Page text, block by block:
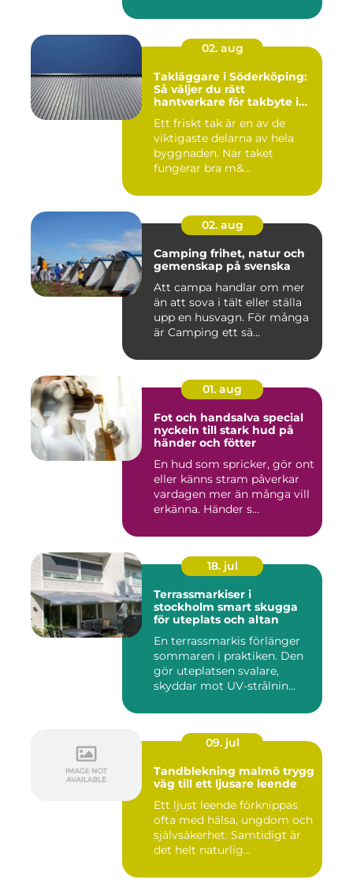
02. aug
Takläggare i Söderköping:
Så väljer du rätt
hantverkare för takbyte i
Ett friskt tak är en av de
viktigaste delarna av hela
byggnaden. När taket
fungerar bra m&...
02. aug
Camping frihet, natur och
gemenskap på svenska
Att campa handlar om mer
än att sova i tält eller ställa
upp en husvagn. För många
är Camping ett sä...
01. aug
Fot och handsalva special
nyckeln till stark hud på
händer och fötter
En hud som spricker, gör ont
eller känns stram påverkar
vardagen mer än många vill
erkänna. Händer s...
18. jul
Terrassmarkiser i
stockholm smart skugga
för uteplats och altan
En terrassmarkis förlänger
sommaren i praktiken. Den
gör uteplatsen svalare,
skyddar mot UV-strålnin...
09. jul
Tandblekning malmö trygg
väg till ett ljusare leende
Ett ljust leende förknippas
ofta med hälsa, ungdom och
självsäkerhet. Samtidigt är
det helt naturlig...